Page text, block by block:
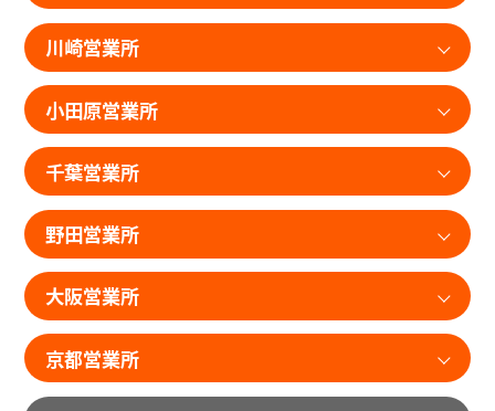
川崎営業所
小田原営業所
千葉営業所
野田営業所
大阪営業所
京都営業所